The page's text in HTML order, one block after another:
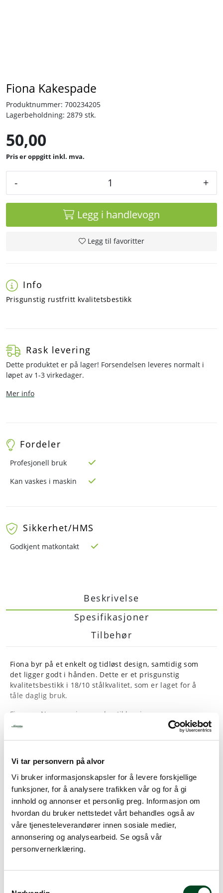
Vi tar personvern på alvor
Vi bruker informasjonskapsler for å levere forskjellige
funksjoner, for å analysere trafikken vår og for å gi
innhold og annonser et personlig preg. Informasjon om
hvordan du bruker nettstedet vårt behandles også av
våre tjenesteleverandører innen sosiale medier,
annonsering og analysearbeid. Se også vår
personvernerklæring.
Fiona Kakespade
Produktnummer: 700234205
Lagerbeholdning: 2879 stk.
50,00
inkl. mva.
- +
Legg i handlevogn
Legg til favoritter
Beskrivelse
Spesifikasjoner
Tilbehør
Fiona byr på et enkelt og tidløst design, samtidig som
det ligger godt i hånden. Dette er et prisgunstig
kvalitetsbestikk i 18/10 stålkvalitet, som er laget for å
tåle daglig bruk.
Fiona er Norrøna sin egen bestikkserie, og
utseendemessig er den lik vår rimeligere Resonna-
seire. Forskjellen er derimot at Fiona kommer med
Lengde: 234 mm
Tykkelse: 2,0 mm
Ha betyr 18/10 stålkvalitet?
Betegnelsen 18/10 rustfritt stål vil si at stålet
inneholder 18 % krom og 10 % nikkel, noe som gir svært
god motstand mot rust og en blankere overflate. Det er
mer slitesterkt og brukes ofte i bestikk og kjøkkenutstyr
av høyere kvalitet.
Les mer
Info
Prisgunstig rustfritt kvalitetsbestikk
Rask levering
Dette produktet er på lager! Forsendelsen leveres normalt i
løpet av 1-3 virkedager.
Mer info
Fordeler
Profesjonell bruk
Kan vaskes i maskin
Sikkerhet/HMS
Godkjent matkontakt